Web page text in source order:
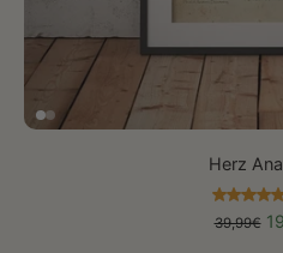
Herz
39,99€